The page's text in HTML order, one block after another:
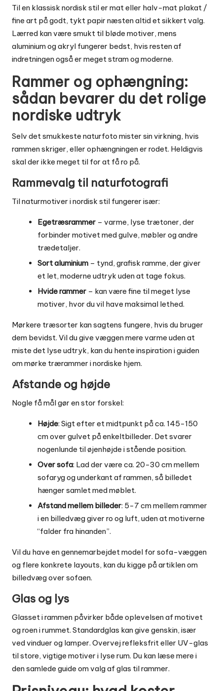
Til en klassisk nordisk stil er mat eller halv-mat plakat /
fine art på godt, tykt papir næsten altid et sikkert valg.
Lærred kan være smukt til bløde motiver, mens
aluminium og akryl fungerer bedst, hvis resten af
indretningen også er meget stram og moderne.
Rammer og ophængning:
sådan bevarer du det rolige
nordiske udtryk
Selv det smukkeste naturfoto mister sin virkning, hvis
rammen skriger, eller ophængningen er rodet. Heldigvis
skal der ikke meget til for at få ro på.
Rammevalg til naturfotografi
Til naturmotiver i nordisk stil fungerer især:
Egetræsrammer – varme, lyse trætoner, der
forbinder motivet med gulve, møbler og andre
trædetaljer.
Sort aluminium – tynd, grafisk ramme, der giver
et let, moderne udtryk uden at tage fokus.
Hvide rammer – kan være fine til meget lyse
motiver, hvor du vil have maksimal lethed.
Mørkere træsorter kan sagtens fungere, hvis du bruger
dem bevidst. Vil du give væggen mere varme uden at
miste det lyse udtryk, kan du hente inspiration i guiden
ommørke trærammer i nordiske hjem.
Afstande og højde
Nogle få mål gør en stor forskel:
Højde: Sigt efter et midtpunkt på ca. 145-150
cm over gulvet på enkeltbilleder. Det svarer
nogenlunde til øjenhøjde i stående position.
Over sofa: Lad der være ca. 20-30 cm mellem
sofaryg og underkant af rammen, så billedet
hænger samlet med møblet.
Afstand mellem billeder: 5-7 cm mellem rammer
i en billedvæg giver ro og luft, uden at motiverne
“falder fra hinanden”.
Vil du have en gennemarbejdet model for sofa-væggen
og flere konkrete layouts, kan du kigge på artiklen om
billedvæg over sofaen.
Glas og lys
Glasset i rammen påvirker både oplevelsen af motivet
og roen i rummet. Standardglas kan give genskin, især
ved vinduer og lamper. Overvej refleksfrit eller UV-glas
til store, vigtige motiver i lyse rum. Du kan læse mere i
den samlede guide omvalg af glas til rammer.